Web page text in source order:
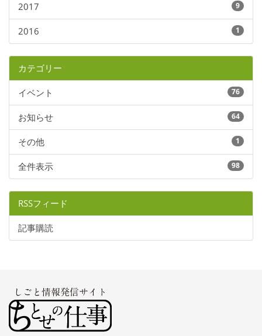
2017 9
2016 1
カテゴリー
イベント 76
お知らせ 64
その他 1
全件表示 98
RSSフィード
記事購読